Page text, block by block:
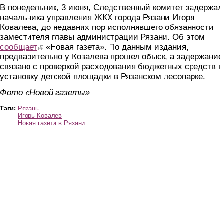
В понедельник, 3 июня, Следственный комитет
начальника управления ЖКХ города Рязани Игоря
Ковалева, до недавних пор исполнявшего обязанности
заместителя главы администрации Рязани. Об этом
сообщает(link is external)
«Новая газета». По данным издания,
предварительно у Ковалева прошел обыск, а
связано с проверкой расходования бюджетных средств
установку детской площадки в Рязанском лесопарке.
Фото «Новой газеты»
Тэги: Рязань
Игорь Ковалев
Новая газета в Рязани